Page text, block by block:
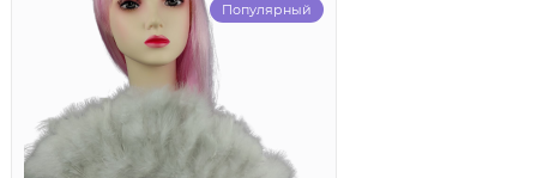
Популярный